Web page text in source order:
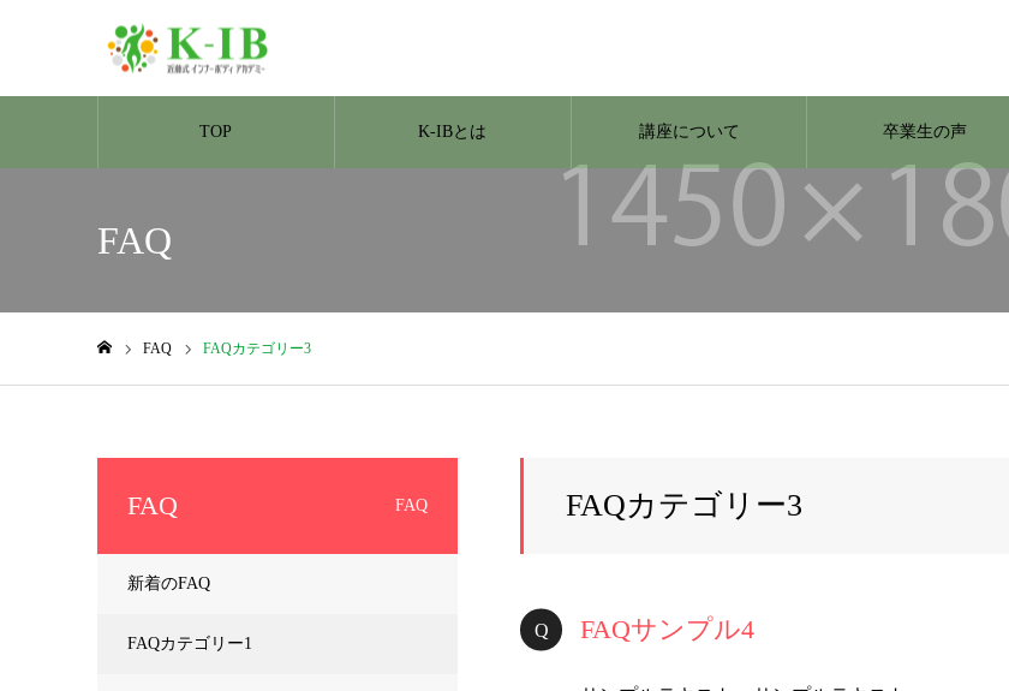
TOP K-IBとは 講座について 卒業生の声
FAQ
FAQ FAQカテゴリー3
FAQカテゴリー3
FAQサンプル4
FAQ FAQ
新着のFAQ
FAQカテゴリー1